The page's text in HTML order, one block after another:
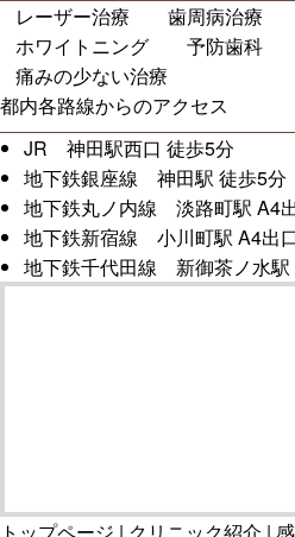
レーザー治療
歯周病治療
ホワイトニング
予防歯科
痛みの少ない治療
都内各路線からのアクセス
JR 神田駅西口 徒歩5分
地下鉄銀座線 神田駅 徒歩5分
地下鉄丸ノ内線 淡路町駅 A4
地下鉄新宿線 小川町駅 A4出
地下鉄千代田線 新御茶ノ水駅
トップページ クリニック紹介